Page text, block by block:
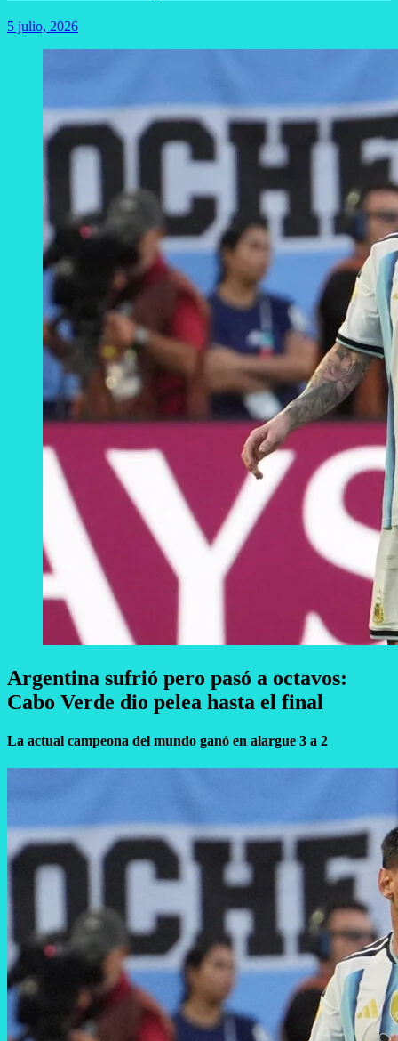
5 julio, 2026
Argentina sufrió pero pasó a octavos:
Cabo Verde dio pelea hasta el final
La actual campeona del mundo ganó en alargue 3 a 2